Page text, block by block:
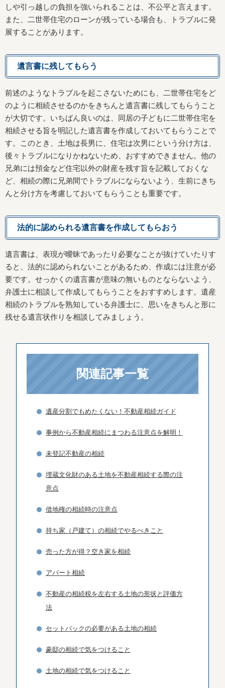
しや引っ越しの負担を強いられることは、不公平と言えます。
また、二世帯住宅のローンが残っている場合も、トラブルに発
展することがあります。
遺言書に残してもらう
前述のようなトラブルを起こさないためにも、二世帯住宅をど
のように相続させるのかをきちんと遺言書に残してもらうこと
が大切です。いちばん良いのは、同居の子どもに二世帯住宅を
相続させる旨を明記した遺言書を作成しておいてもらうことで
す。このとき、土地は長男に、住宅は次男にという分け方は、
後々トラブルになりかねないため、おすすめできません。他の
兄弟には預金など住宅以外の財産を残す旨を記載しておくな
ど、相続の際に兄弟間でトラブルにならないよう、生前にきち
んと分け方を考慮しておいてもらうことも重要です。
法的に認められる遺言書を作成してもらおう
遺言書は、表現が曖昧であったり必要なことが抜けていたりす
ると、法的に認められないことがあるため、作成には注意が必
要です。せっかくの遺言書が意味の無いものとならないよう、
弁護士に相談して作成してもらうことをおすすめします。遺産
相続のトラブルを熟知している弁護士に、思いをきちんと形に
残せる遺言状作りを相談してみましょう。
関連記事一覧
遺産分割でもめたくない！不動産相続ガイド
事例から不動産相続にまつわる注意点を解明！
未登記不動産の相続
埋蔵文化財のある土地を不動産相続する際の注
意点
借地権の相続時の注意点
持ち家（戸建て）の相続でやるべきこと
売った方が得？空き家を相続
アパート相続
不動産の相続税を左右する土地の形状と評価方
法
セットバックの必要がある土地の相続
豪邸の相続で気をつけること
土地の相続で気をつけること